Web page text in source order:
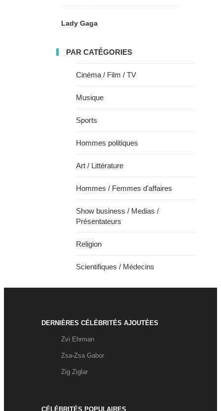
Lady Gaga
PAR CATÉGORIES
Cinéma / Film / TV
Musique
Sports
Hommes politiques
Art / Littérature
Hommes / Femmes d'affaires
Show business / Medias /
Présentateurs
Religion
Scientifiques / Médecins
DERNIÈRES CÉLÉBRITÉS AJOUTÉES
Zvi Ehrman
Zsa-Zsa Gabor
Zig Ziglar
CÉLÉBRITÉS POPULAIRES